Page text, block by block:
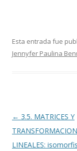
Esta entrada fue
Jennyfer Paulina
Navegación
de
entradas
← 3.5. MATRICES Y
LINEALES: